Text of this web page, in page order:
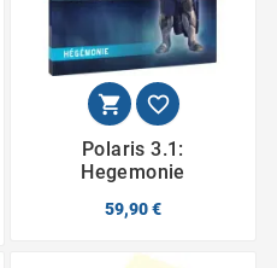
 
Polaris 3.1:
Hegemonie
59,90 €